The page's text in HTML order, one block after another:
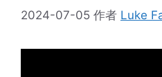
2024-07-05 作者 Luke